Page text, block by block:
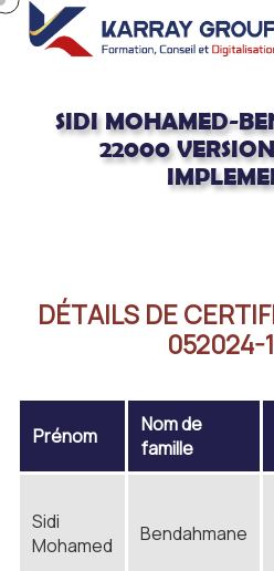
SIDI MOHAMED-
22000
DÉTAILS DE
052024-
Prénom
Nom de
famille
Sidi
Mohamed
Bendahmane